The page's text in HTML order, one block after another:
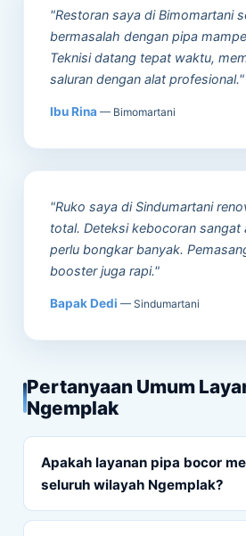
"Restoran saya di Bimomartani
bermasalah dengan pipa
Teknisi datang tepat waktu,
saluran dengan alat profesional."
Ibu Rina — Bimomartani
"Ruko saya di Sindumartani
total. Deteksi kebocoran sangat
perlu bongkar banyak.
booster juga rapi."
Bapak Dedi — Sindumartani
Pertanyaan Umum
Ngemplak
Apakah layanan pipa bocor
seluruh wilayah Ngemplak?